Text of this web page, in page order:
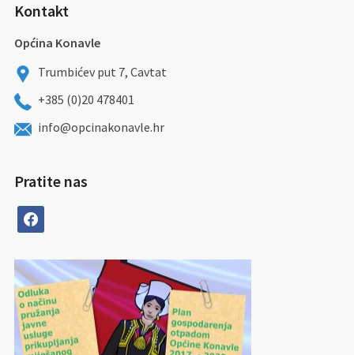
Kontakt
Općina Konavle
Trumbićev put 7, Cavtat
+385 (0)20 478401
info@opcinakonavle.hr
Pratite nas
facebook